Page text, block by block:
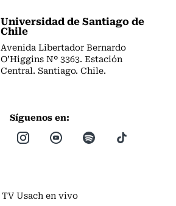
Universidad de Santiago de
Chile
Avenida Libertador Bernardo
O’Higgins Nº 3363. Estación
Central. Santiago. Chile.
Síguenos en:
TV Usach en vivo